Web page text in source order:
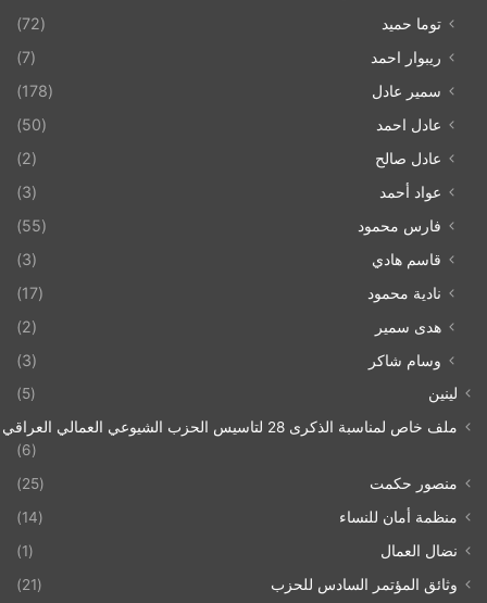
توما حميد
(72)
ريبوار احمد
(7)
سمير عادل
(178)
عادل احمد
(50)
عادل صالح
(2)
عواد أحمد
(3)
فارس محمود
(55)
قاسم هادي
(3)
نادية محمود
(17)
هدى سمير
(2)
وسام شاكر
(3)
لينين
(5)
ملف خاص لمناسبة الذكرى 28 لتاسيس الحزب الشيوعي العمالي العراقي 1993/07/21
(6)
منصور حكمت
(25)
منظمة أمان للنساء
(14)
نضال العمال
(1)
وثائق المؤتمر السادس للحزب
(21)